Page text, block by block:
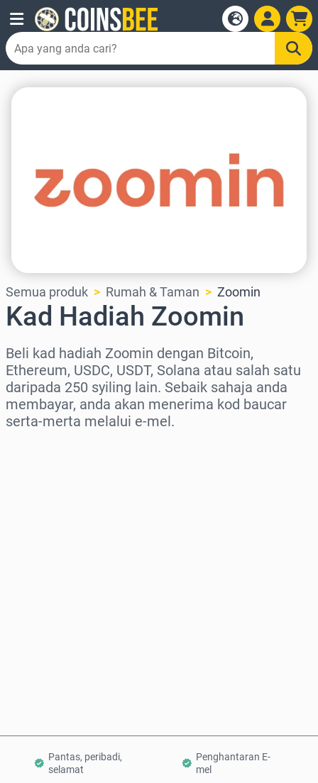
Semua produk Rumah & Taman Zoomin
Kad Hadiah Zoomin
Beli kad hadiah Zoomin dengan Bitcoin,
Ethereum, USDC, USDT, Solana atau salah satu
daripada 250 syiling lain. Sebaik sahaja anda
membayar, anda akan menerima kod baucar
serta-merta melalui e-mel.
Pantas, peribadi,
selamat
Penghantaran E-
mel